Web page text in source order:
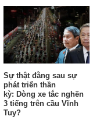
Sự thật đằng sau sự
phát triển thần
kỳ: Dòng xe tắc nghẽn
3 tiếng trên cầu Vĩnh
Tuy?